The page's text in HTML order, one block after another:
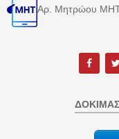
Αρ. Μητρώου